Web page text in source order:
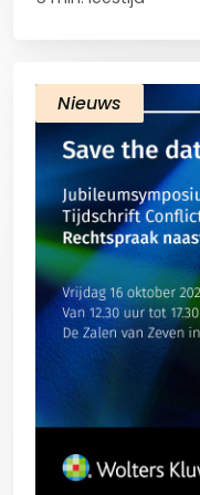
Nieuws